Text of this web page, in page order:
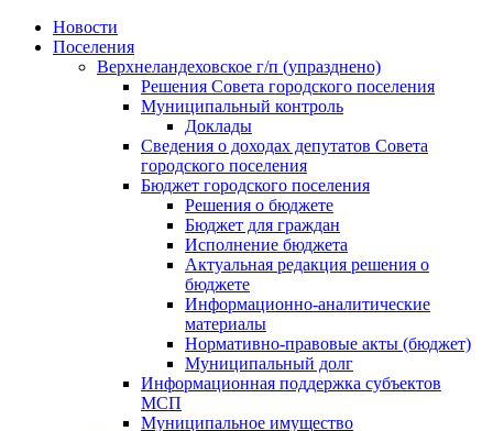
Skip
Новости
Поселения
Верхнеландеховское г/п (упразднено)
Решения Совета городского поселения
Муниципальный контроль
Доклады
Сведения о доходах депутатов Совета
городского поселения
Бюджет городского поселения
Решения о бюджете
Бюджет для граждан
Исполнение бюджета
Актуальная редакция решения о
бюджете
Информационно-аналитические
материалы
Нормативно-правовые акты (бюджет)
Муниципальный долг
Информационная поддержка субъектов
МСП
Муниципальное имущество